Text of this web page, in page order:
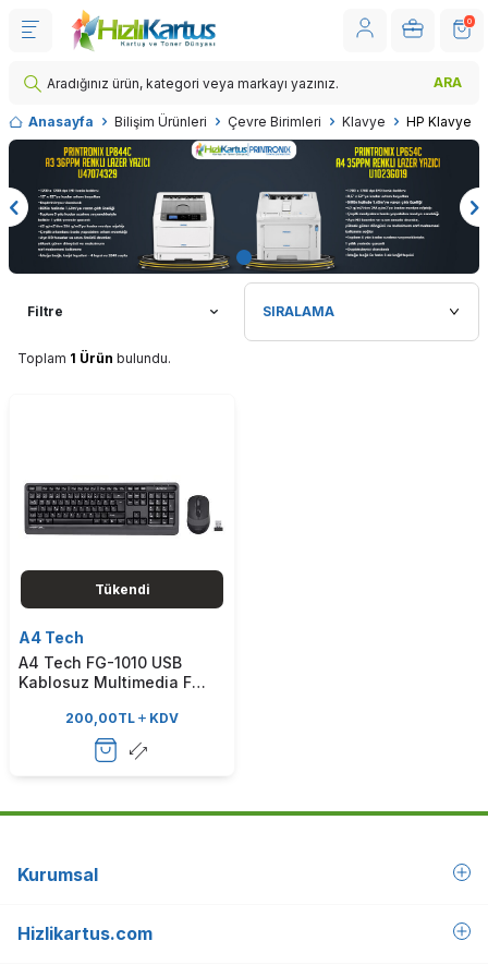
ARA
0
Anasayfa Bilişim Ürünleri Çevre Birimleri Klavye HP Klavye
Filtre
Toplam 1 Ürün bulundu.
Tükendi
A4 Tech
A4 Tech FG-1010 USB
Kablosuz Multimedia F
Set Gri (T16387)
200,00TL KDV
Kurumsal
Hizlikartus.com